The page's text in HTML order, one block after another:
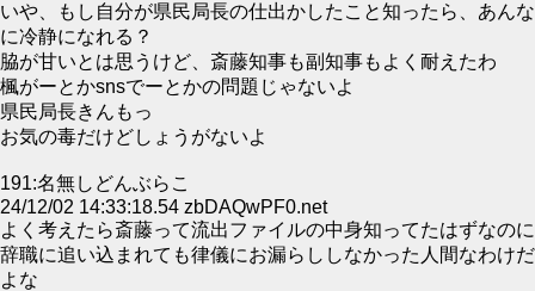
いや、もし自分が県民局長の仕出かしたこと知ったら、あんな
に冷静になれる？
脇が甘いとは思うけど、斎藤知事も副知事もよく耐えたわ
楓がーとかsnsでーとかの問題じゃないよ
県民局長きんもっ
お気の毒だけどしょうがないよ
191:名無しどんぶらこ
24/12/02 14:33:18.54 zbDAQwPF0.net
よく考えたら斎藤って流出ファイルの中身知ってたはずなのに
辞職に追い込まれても律儀にお漏らししなかった人間なわけだ
よな